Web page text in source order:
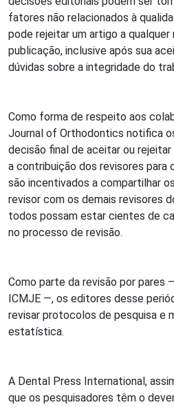
fatores não relacionados à
pode rejeitar um artigo a
publicação, inclusive após sua
dúvidas sobre a integridade do
Como forma de respeito aos
Journal of Orthodontics notifica
decisão final de aceitar ou
a contribuição dos revisores para
são incentivados a compartilhar
revisor com os demais revisores
todos possam estar cientes de
no processo de revisão.
Como parte da revisão por pares
ICMJE —, os editores desse
revisar protocolos de pesquisa e
estatística.
A Dental Press International,
que os pesquisadores têm o